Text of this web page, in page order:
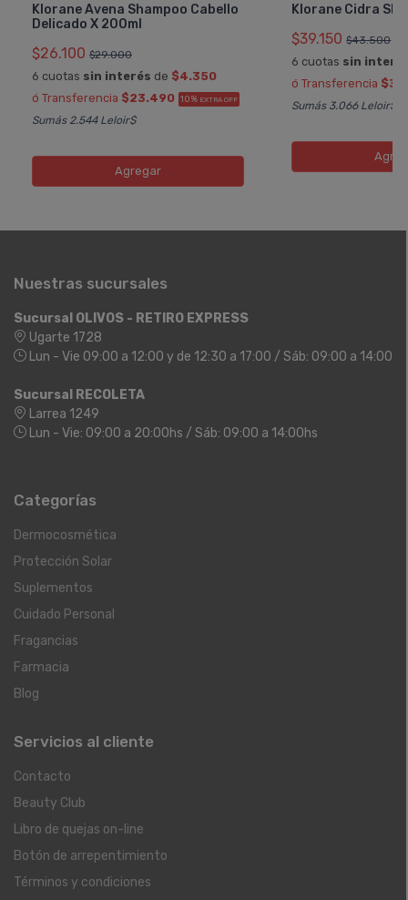
Klorane Avena Shampoo Cabello
Delicado X 200ml
$26.100 $29.000
6 cuotas sin interés de $4.350
ó Transferencia $23.490 10% EXTRA OFF
Sumás 2.544 Leloir$
Agregar
Klorane Cidra
$39.150 $43.500
6 cuotas sin
ó Transferencia
Sumás 3.066 Leloir$
Nuestras sucursales
Sucursal OLIVOS - RETIRO EXPRESS
Ugarte 1728
Lun - Vie 09:00 a 12:00 y de 12:30 a 17:00 / Sáb: 09:00 a 14:00
Sucursal RECOLETA
Larrea 1249
Lun - Vie: 09:00 a 20:00hs / Sáb: 09:00 a 14:00hs
Categorías
Dermocosmética
Protección Solar
Suplementos
Cuidado Personal
Fragancias
Farmacia
Blog
Servicios al cliente
Contacto
Beauty Club
Libro de quejas on-line
Botón de arrepentimiento
Términos y condiciones